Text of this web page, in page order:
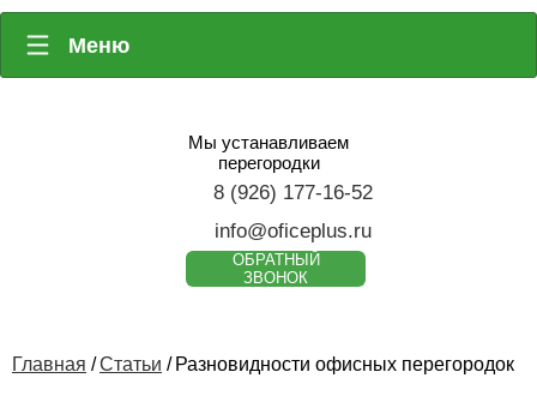
Меню
ОБРАТНЫЙ
ЗВОНОК
8 (926) 177-16-52
info@oficeplus.ru
Мы устанавливаем
перегородки
Главная /Статьи / Разновидности офисных перегородок